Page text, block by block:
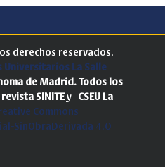
derechos reservados.
Universitarios La Salle
de Madrid. Todos los
SINITEy CSEU La
Commons
SinObraDerivada 4.0